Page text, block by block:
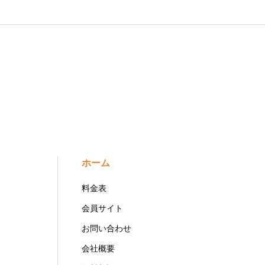
ホーム
料金表
会員サイト
お問い合わせ
会社概要